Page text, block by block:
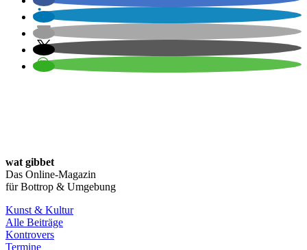
wat gibbet
Das Online-Magazin
für Bottrop & Umgebung
Kunst & Kultur
Alle Beiträge
Kontrovers
Termine